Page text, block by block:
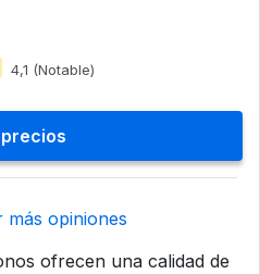
4,1 (Notable)
más opiniones
ofrecen una calidad de